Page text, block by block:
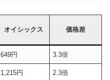
オイシックス 価格差
649円 3.3倍
1,215円 2.3倍